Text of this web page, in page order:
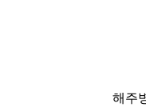
해주